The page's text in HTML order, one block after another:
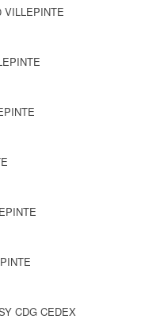
VILLEPINTE
CDG CEDEX